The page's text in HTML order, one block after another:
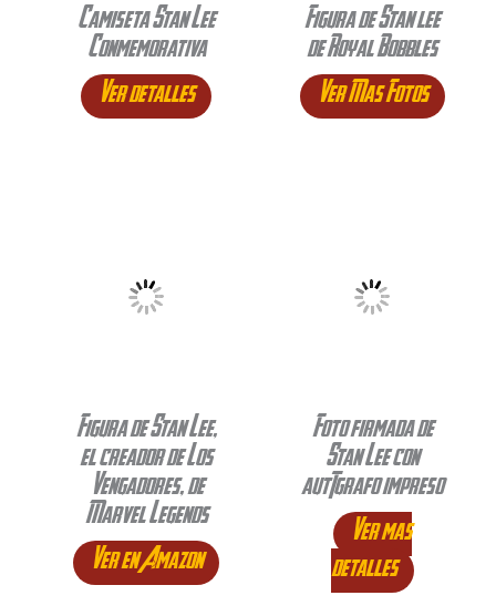
Camiseta Stan Lee
Conmemorativa
Ver detalles
Figura de Stan lee
de Royal Bobbles
Ver Mas Fotos
Figura de Stan Lee,
el creador de Los
Vengadores, de
Marvel Legends
Ver en Amazon
Foto firmada de
Stan Lee con
autógrafo impreso
Ver mas
detalles